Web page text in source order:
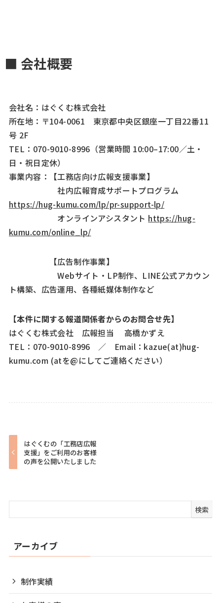
■ 会社概要
会社名：はぐくむ株式会社
所在地：〒104-0061 東京都中央区銀座一丁目22番11
号 2F
TEL：070-9010-8996（営業時間 10:00–17:00／土・
日・祝日定休）
事業内容：【工務店向け広報支援事業】
社内広報育成サポートプログラム
https://hug-kumu.com/lp/pr-support-lp/
オンラインアシスタント https://hug-
kumu.com/online_lp/
【広告制作事業】
Webサイト・LP制作、LINE公式アカウン
ト構築、広告運用、各種紙媒体制作など
【本件に関する報道関係者からのお問合せ先】
はぐくむ株式会社 広報担当 高橋かずえ
TEL：070-9010-8996 ／ Email：kazue(at)hug-
kumu.com (atを@にしてご連絡ください）
はぐくむの「工務店広報
支援」をご利用のお客様
の声を公開いたしました
検索
アーカイブ
制作実績